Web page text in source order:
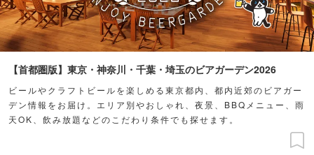
【首都圏版】東京・神奈川・千葉・埼玉のビアガーデン2026
ビールやクラフトビールを楽しめる東京都内、都内近郊のビアガー
デン情報をお届け。エリア別やおしゃれ、夜景、BBQメニュー、雨
天OK、飲み放題などのこだわり条件でも探せます。